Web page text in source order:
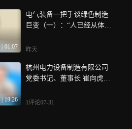
01:07
电气装备一把手谈绿色制造
巨变（一）：“人已经从体力
者”
昨天
| 19:26
杭州电力设备制造有限公司
党委书记、董事长 崔向虎：
键在于“电”
1评论07-31